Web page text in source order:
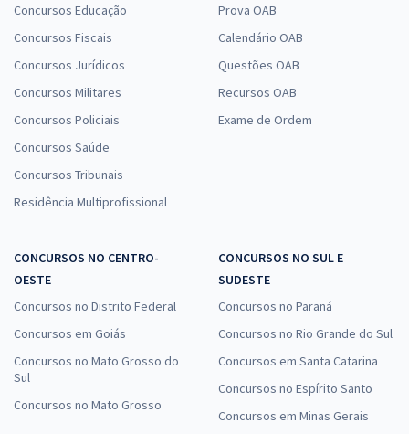
Concursos Educação
Concursos Fiscais
Concursos Jurídicos
Concursos Militares
Concursos Policiais
Concursos Saúde
Concursos Tribunais
Residência Multiprofissional
Prova OAB
Calendário OAB
Questões OAB
Recursos OAB
Exame de Ordem
CONCURSOS NO CENTRO-
OESTE
Concursos no Distrito Federal
Concursos em Goiás
Concursos no Mato Grosso do
Sul
Concursos no Mato Grosso
CONCURSOS NO SUL E
SUDESTE
Concursos no Paraná
Concursos no Rio Grande do Sul
Concursos em Santa Catarina
Concursos no Espírito Santo
Concursos em Minas Gerais